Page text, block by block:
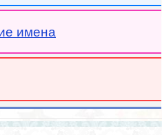
имена